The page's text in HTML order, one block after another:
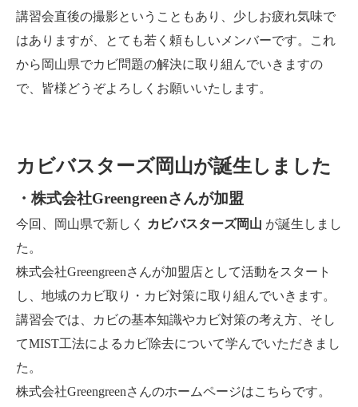
講習会直後の撮影ということもあり、少しお疲れ気味で
はありますが、とても若く頼もしいメンバーです。これ
から岡山県でカビ問題の解決に取り組んでいきますの
で、皆様どうぞよろしくお願いいたします。
カビバスターズ岡山が誕生しました
・株式会社Greengreenさんが加盟
今回、岡山県で新しく カビバスターズ岡山 が誕生しまし
た。
株式会社Greengreenさんが加盟店として活動をスタート
し、地域のカビ取り・カビ対策に取り組んでいきます。
講習会では、カビの基本知識やカビ対策の考え方、そし
てMIST工法によるカビ除去について学んでいただきまし
た。
株式会社Greengreenさんのホームページはこちらです。